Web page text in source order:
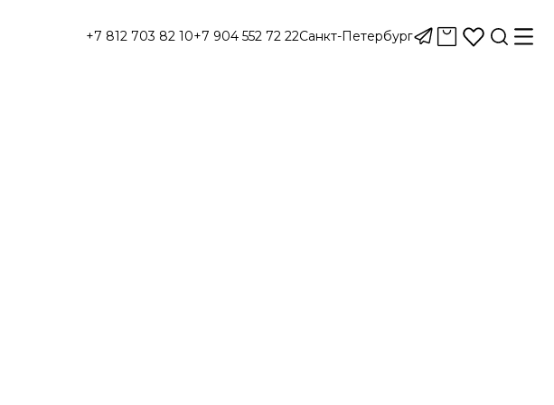
+7 812 703 82 10+7 904 552 72 22Санкт-Петербург